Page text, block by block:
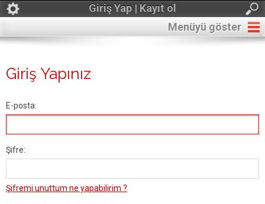
Giriş Yap | Kayıt ol
Menüyü göster
Giriş Yapınız
E-posta:
Şifre:
Şifremi unuttum ne yapabilirim ?